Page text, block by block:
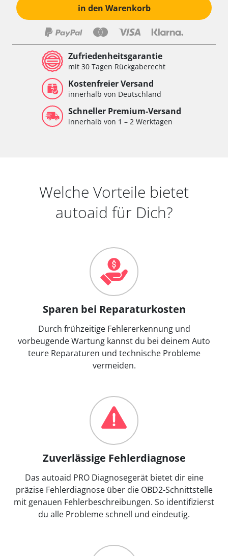
in den Warenkorb
Zufriedenheitsgarantie
mit 30 Tagen Rückgaberecht
Kostenfreier Versand
innerhalb von Deutschland
Schneller Premium-Versand
innerhalb von 1 – 2 Werktagen
Welche Vorteile bietet
autoaid für Dich?
Sparen bei Reparaturkosten
Durch frühzeitige Fehlererkennung und
vorbeugende Wartung kannst du bei deinem Auto
teure Reparaturen und technische Probleme
vermeiden.
Zuverlässige Fehlerdiagnose
Das autoaid PRO Diagnosegerät bietet dir eine
präzise Fehlerdiagnose über die OBD2-Schnittstelle
mit genauen Fehlerbeschreibungen. So identifizierst
du alle Probleme schnell und eindeutig.